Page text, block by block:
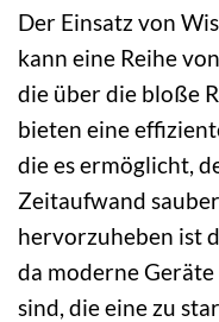
Der Einsatz von
kann eine Reihe
die über die bloße
bieten eine
die es ermöglicht,
Zeitaufwand
hervorzuheben ist
da moderne
sind, die eine zu